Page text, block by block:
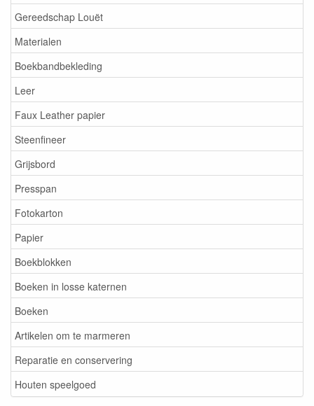
Gereedschap Louët
Materialen
Boekbandbekleding
Leer
Faux Leather papier
Steenfineer
Grijsbord
Presspan
Fotokarton
Papier
Boekblokken
Boeken in losse katernen
Boeken
Artikelen om te marmeren
Reparatie en conservering
Houten speelgoed